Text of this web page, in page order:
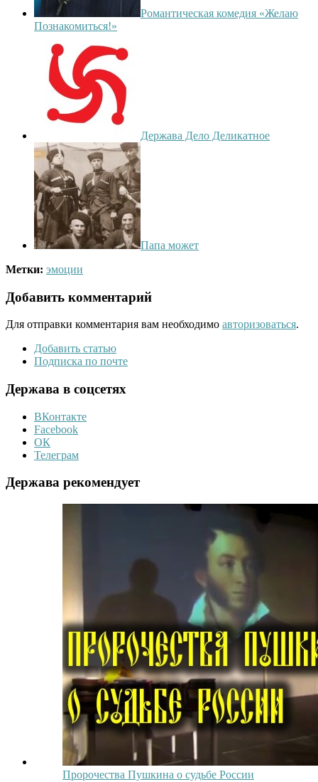
Романтическая комедия «Желаю
Познакомиться!»
Держава Дело Деликатное
Папа может
Метки: эмоции
Добавить комментарий
Для отправки комментария вам необходимо авторизоваться.
Добавить статью
Подписка по почте
Держава в соцсетях
ВКонтакте
Facebook
ОК
Телеграм
Держава рекомендует
Пророчества Пушкина о судьбе России